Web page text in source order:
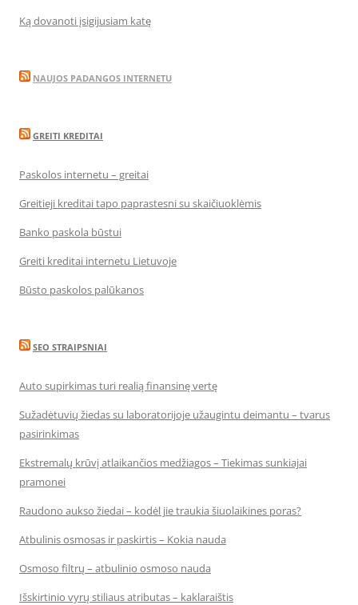
Ką dovanoti įsigijusiam katę
NAUJOS PADANGOS INTERNETU
GREITI KREDITAI
Paskolos internetu – greitai
Greitieji kreditai tapo paprastesni su skaičiuoklėmis
Banko paskola būstui
Greiti kreditai internetu Lietuvoje
Būsto paskolos palūkanos
SEO STRAIPSNIAI
Auto supirkimas turi realią finansinę vertę
Sužadėtuvių žiedas su laboratorijoje užaugintu deimantu – tvarus
pasirinkimas
Ekstremalų krūvį atlaikančios medžiagos – Tiekimas sunkiajai
pramonei
Raudono aukso žiedai – kodėl jie traukia šiuolaikines poras?
Atbulinis osmosas ir paskirtis – Kokia nauda
Osmoso filtrų – atbulinio osmoso nauda
Išskirtinio vyrų stiliaus atributas – kaklaraištis